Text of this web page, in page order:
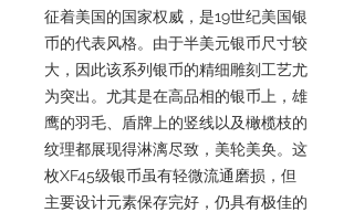
征着美国的国家权威，是19世纪美国银
币的代表风格。由于半美元银币尺寸较
大，因此该系列银币的精细雕刻工艺尤
为突出。尤其是在高品相的银币上，雄
鹰的羽毛、盾牌上的竖线以及橄榄枝的
纹理都展现得淋漓尽致，美轮美奂。这
枚XF45级银币虽有轻微流通磨损，但
主要设计元素保存完好，仍具有极佳的